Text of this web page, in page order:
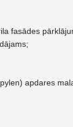
fasādes
apdares